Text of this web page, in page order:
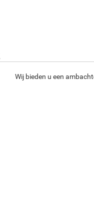
Wij bieden u een